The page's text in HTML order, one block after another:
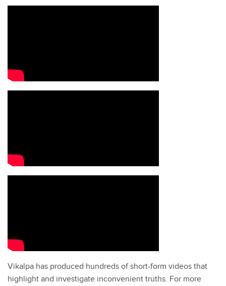
Vikalpa has produced hundreds of short-form videos that
highlight and investigate inconvenient truths. For more